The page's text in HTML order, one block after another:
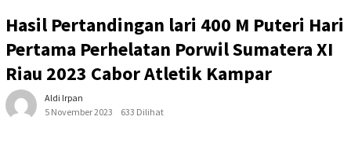
Hasil Pertandingan lari 400 M Puteri Hari
Pertama Perhelatan Porwil Sumatera XI
Riau 2023 Cabor Atletik Kampar
Aldi Irpan
5 November 2023
633 Dilihat